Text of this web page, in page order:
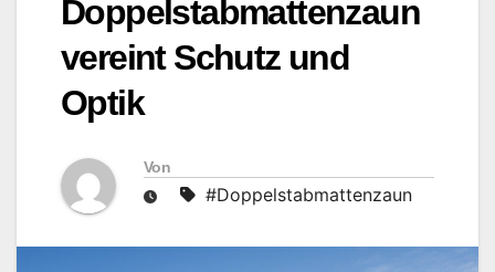
Doppelstabmattenzaun
vereint Schutz und
Optik
Von
#Doppelstabmattenzaun